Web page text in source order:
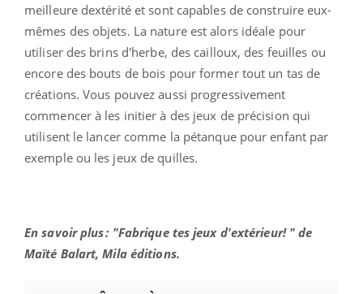
meilleure dextérité et sont capables de construire eux-
mêmes des objets. La nature est alors idéale pour
utiliser des brins d'herbe, des cailloux, des feuilles ou
encore des bouts de bois pour former tout un tas de
créations. Vous pouvez aussi progressivement
commencer à les initier à des jeux de précision qui
utilisent le lancer comme la pétanque pour enfant par
exemple ou les jeux de quilles.
En savoir plus : "Fabrique tes jeux d'extérieur! " de
Maïté Balart, Mila éditions.